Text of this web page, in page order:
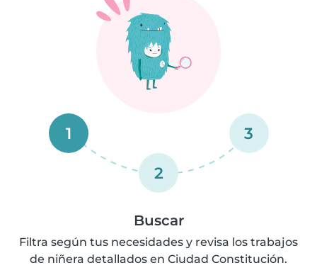
1
2
3
Buscar
Filtra según tus necesidades y revisa los trabajos
de niñera detallados en Ciudad Constitución.